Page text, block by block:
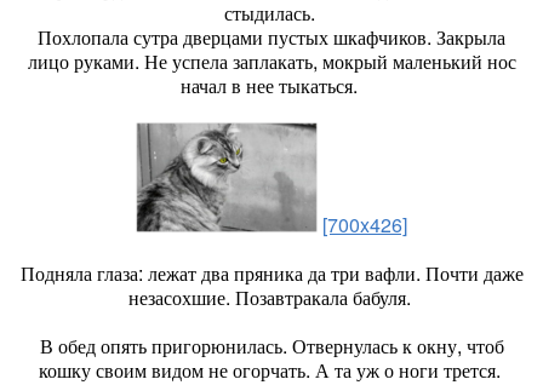
стыдилась.
Похлопала сутра дверцами пустых шкафчиков. Закрыла
лицо руками. Не успела заплакать, мокрый маленький нос
начал в нее тыкаться.
[700x426]
Подняла глаза: лежат два пряника да три вафли. Почти даже
незасохшие. Позавтракала бабуля.
В обед опять пригорюнилась. Отвернулась к окну, чтоб
кошку своим видом не огорчать. А та уж о ноги трется.